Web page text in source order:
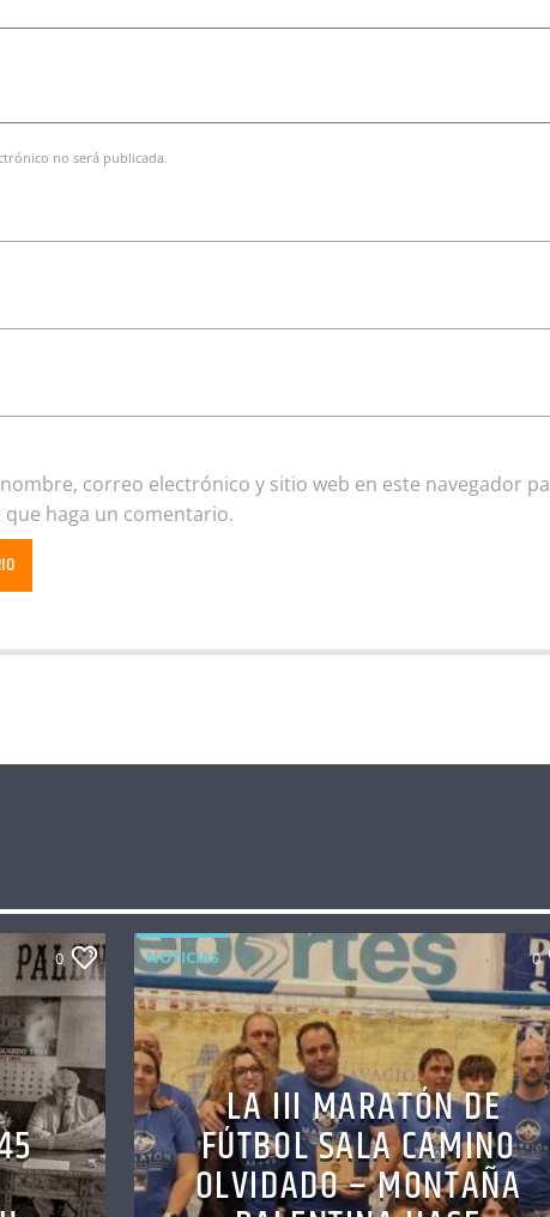
no será publicada.
correo electrónico y sitio web en este navegador
que haga un comentario.
0 NOTICIAS 0
LA III MARATÓN DE
FÚTBOL SALA CAMINO
OLVIDADO – MONTAÑA